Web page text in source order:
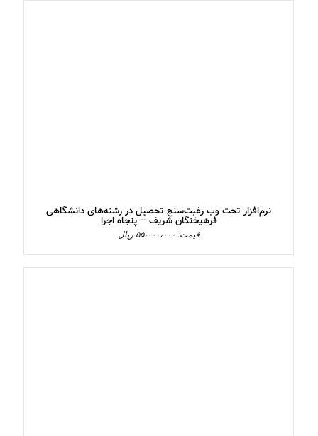
نرم‌افزار تحت وب رغبت‌سنج تحصیل در رشته‌های دانشگاهی
فرهیختگان شریف – پنجاه اجرا
قیمت: ۵۵،۰۰۰،۰۰۰ ریال